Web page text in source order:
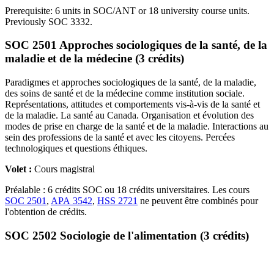
Prerequisite: 6 units in SOC/ANT or 18 university course units.
Previously SOC 3332.
SOC 2501 Approches sociologiques de la santé, de la
maladie et de la médecine (3 crédits)
Paradigmes et approches sociologiques de la santé, de la maladie,
des soins de santé et de la médecine comme institution sociale.
Représentations, attitudes et comportements vis-à-vis de la santé et
de la maladie. La santé au Canada. Organisation et évolution des
modes de prise en charge de la santé et de la maladie. Interactions au
sein des professions de la santé et avec les citoyens. Percées
technologiques et questions éthiques.
Volet : Cours magistral
Préalable : 6 crédits SOC ou 18 crédits universitaires. Les cours
SOC 2501 , APA 3542, HSS 2721 ne peuvent être combinés pour
l'obtention de crédits.
SOC 2502 Sociologie de l'alimentation (3 crédits)